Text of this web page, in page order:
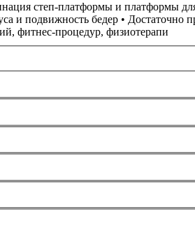
степ-платформы и платформы
и подвижность бедер •
фитнес-процедур, физиотерапи